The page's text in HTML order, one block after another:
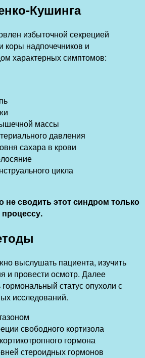
Кушинга
избыточной секрецией
коры надпочечников и
характерных симптомов:
массы
давления
сахара в крови
цикла
сводить этот синдром только
выслушать пациента, изучить
и провести осмотр. Далее
статус опухоли с
исследований.
свободного кортизола
гормона
стероидных гормонов